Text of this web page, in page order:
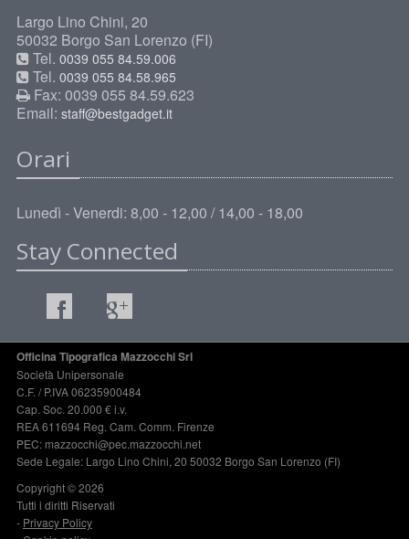
Largo Lino Chini, 20
50032 Borgo San Lorenzo (FI)
Tel. 0039 055 84.59.006
Tel. 0039 055 84.58.965
Fax: 0039 055 84.59.623
Email: staff@bestgadget.it
Orari
Lunedì - Venerdi: 8,00 - 12,00 / 14,00 - 18,00
Stay Connected
Officina Tipografica Mazzocchi Srl
Società Unipersonale
C.F. / P.IVA 06235900484
Cap. Soc. 20.000 € i.v.
REA 611694 Reg. Cam. Comm. Firenze
PEC: mazzocchi@pec.mazzocchi.net
Sede Legale: Largo Lino Chini, 20 50032 Borgo San Lorenzo (FI)
Copyright © 2026
Tutti i diritti Riservati
- Privacy Policy